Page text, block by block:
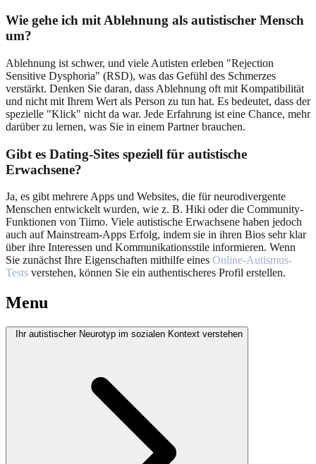
Wie gehe ich mit Ablehnung als autistischer Mensch
um?
Ablehnung ist schwer, und viele Autisten erleben "Rejection
Sensitive Dysphoria" (RSD), was das Gefühl des Schmerzes
verstärkt. Denken Sie daran, dass Ablehnung oft mit Kompatibilität
und nicht mit Ihrem Wert als Person zu tun hat. Es bedeutet, dass der
spezielle "Klick" nicht da war. Jede Erfahrung ist eine Chance, mehr
darüber zu lernen, was Sie in einem Partner brauchen.
Gibt es Dating-Sites speziell für autistische
Erwachsene?
Ja, es gibt mehrere Apps und Websites, die für neurodivergente
Menschen entwickelt wurden, wie z. B. Hiki oder die Community-
Funktionen von Tiimo. Viele autistische Erwachsene haben jedoch
auch auf Mainstream-Apps Erfolg, indem sie in ihren Bios sehr klar
über ihre Interessen und Kommunikationsstile informieren. Wenn
Sie zunächst Ihre Eigenschaften mithilfe eines Online-Autismus-
Tests verstehen, können Sie ein authentischeres Profil erstellen.
Menu
Ihr autistischer Neurotyp im sozialen Kontext verstehen